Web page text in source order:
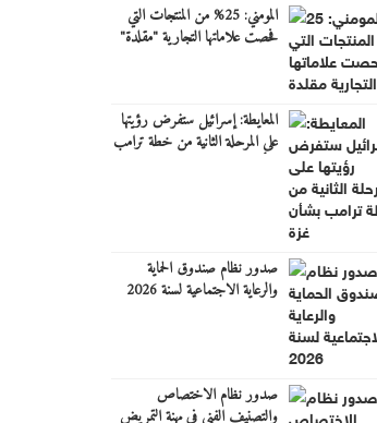
المومني: 25% من المنتجات التي
فحصت علاماتها التجارية "مقلدة"
المعايطة: إسرائيل ستفرض رؤيتها
على المرحلة الثانية من خطة ترامب
صدور نظام صندوق الحماية
والرعاية الاجتماعية لسنة 2026
صدور نظام الاختصاص
والتصنيف الفني في مهنة التمريض